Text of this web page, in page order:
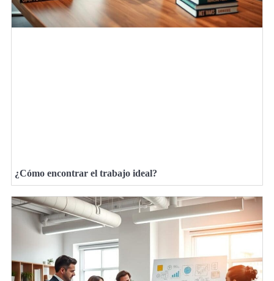
¿Cómo encontrar el trabajo ideal?